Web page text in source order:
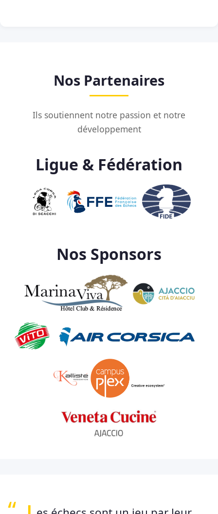
Nos Partenaires
Ils soutiennent notre passion et notre
développement
Ligue & Fédération
Nos Sponsors